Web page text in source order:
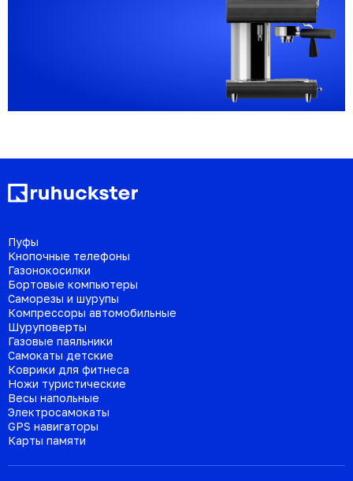
Пуфы
Кнопочные телефоны
Газонокосилки
Бортовые компьютеры
Саморезы и шурупы
Компрессоры автомобильные
Шуруповерты
Газовые паяльники
Самокаты детские
Коврики для фитнеса
Ножи туристические
Весы напольные
Электросамокаты
GPS навигаторы
Карты памяти